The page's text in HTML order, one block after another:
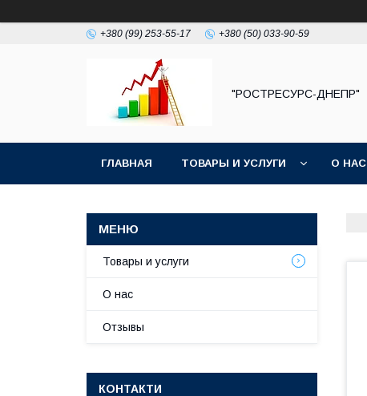
+380 (99) 253-55-17 +380 (50) 033-90-59
"РОСТРЕСУРС-ДНЕПР"
ГЛАВНАЯ ТОВАРЫ И УСЛУГИ О НАС
Товары и услуги
О нас
Отзывы
КОНТАКТИ